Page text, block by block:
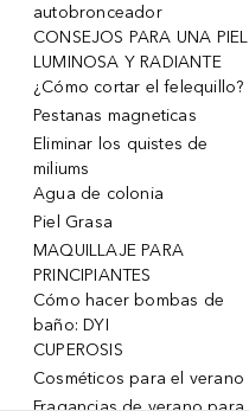
autobronceador
CONSEJOS PARA UNA PIEL
LUMINOSA Y RADIANTE
¿Cómo cortar el felequillo?
Pestanas magneticas
Eliminar los quistes de
miliums
Agua de colonia
Piel Grasa
MAQUILLAJE PARA
PRINCIPIANTES
Cómo hacer bombas de
baño: DYI
CUPEROSIS
Cosméticos para el verano
Fragancias de verano para